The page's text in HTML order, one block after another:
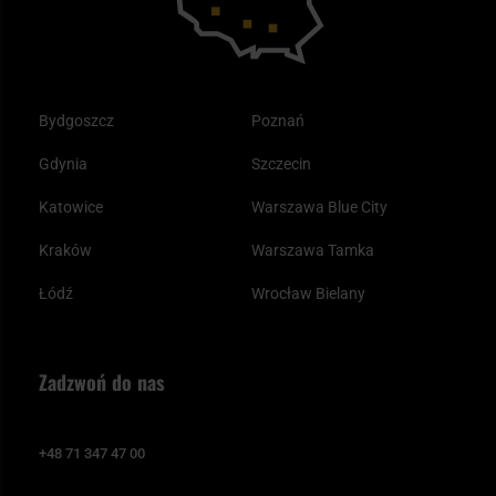
Bydgoszcz
Gdynia
Katowice
Kraków
Łódź
Poznań
Szczecin
Warszawa Blue City
Warszawa Tamka
Wrocław Bielany
Zadzwoń do nas
+48 71 347 47 00